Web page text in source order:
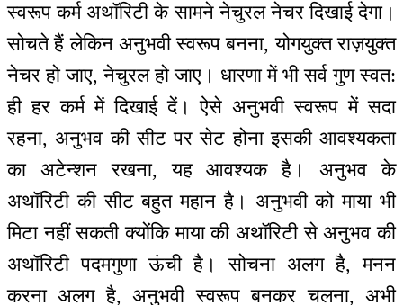
स्वरूप कर्म अथॉरिटी के सामने नेचुरल नेचर दिखाई देगा।
सोचते हैं लेकिन अनुभवी स्वरूप बनना, योगयुक्त राज़युक्त
नेचर हो जाए, नेचुरल हो जाए। धारणा में भी सर्व गुण स्वत:
ही हर कर्म में दिखाई दें। ऐसे अनुभवी स्वरूप में सदा
रहना, अनुभव की सीट पर सेट होना इसकी आवश्यकता
का अटेन्शन रखना, यह आवश्यक है। अनुभव के
अथॉरिटी की सीट बहुत महान है। अनुभवी को माया भी
मिटा नहीं सकती क्योंकि माया की अथॉरिटी से अनुभव की
अथॉरिटी पदमगुणा ऊंची है। सोचना अलग है, मनन
करना अलग है, अनुभवी स्वरूप बनकर चलना, अभी